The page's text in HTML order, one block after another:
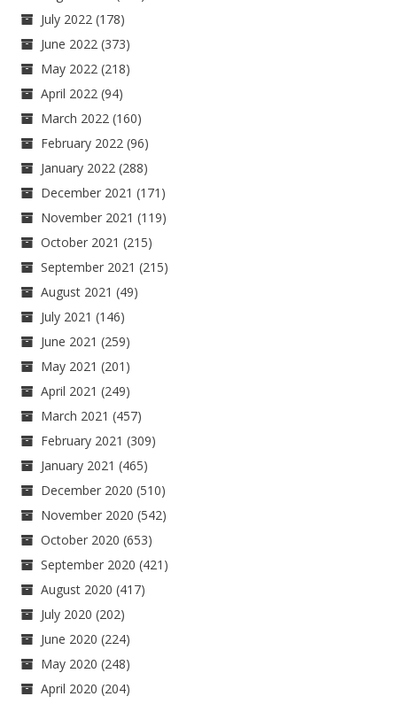
July 2022 (178)
June 2022 (373)
May 2022 (218)
April 2022 (94)
March 2022 (160)
February 2022 (96)
January 2022 (288)
December 2021 (171)
November 2021 (119)
October 2021 (215)
September 2021 (215)
August 2021 (49)
July 2021 (146)
June 2021 (259)
May 2021 (201)
April 2021 (249)
March 2021 (457)
February 2021 (309)
January 2021 (465)
December 2020 (510)
November 2020 (542)
October 2020 (653)
September 2020 (421)
August 2020 (417)
July 2020 (202)
June 2020 (224)
May 2020 (248)
April 2020 (204)